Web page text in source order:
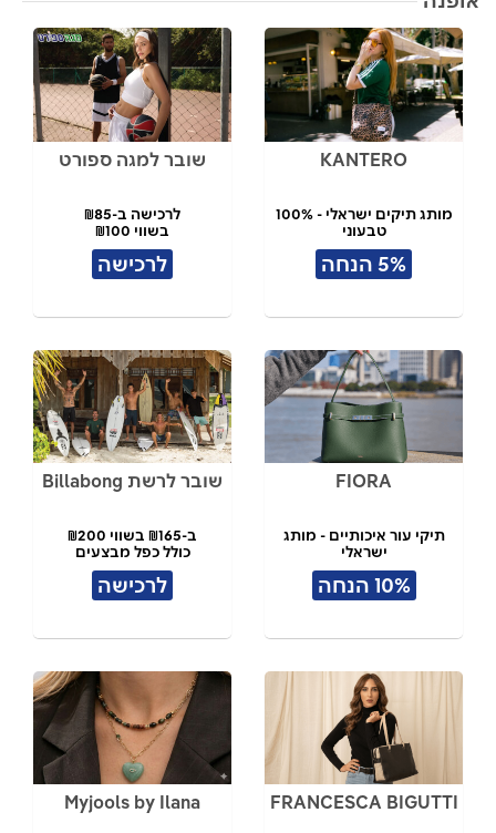
KANTERO
מותג תיקים ישראלי - 100%
טבעוני
תל אביב
5% הנחה
שובר למגה ספורט
לרכישה ב-₪85
בשווי ₪100
לרכישה
FIORA
תיקי עור איכותיים - מותג
ישראלי
10% הנחה
שובר לרשת Billabong
ב-₪165 בשווי ₪200
כולל כפל מבצעים
לרכישה
FRANCESCA BIGUTTI
Myjools by Ilana